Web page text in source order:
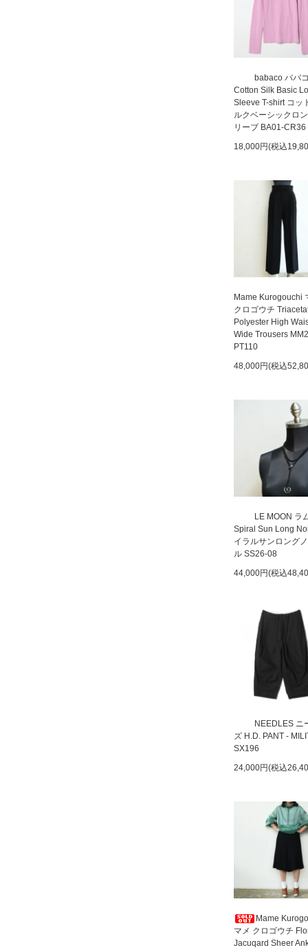
babaco ババ
Cotton Silk Basic
Sleeve T-shirt コッ
ルクベーシックロ
リーブ BA01-CR36
18,000円(税込
Mame Kurogouchi
クロゴウチ
Polyester High
Wide Trousers
PT110
48,000円(税込
LE MOON ラ
Spiral Sun Long
イラルサンロング
ル SS26-08
44,000円(税込
NEEDLES ニ
ズ H.D. PANT -
SX196
24,000円(税込
Mame
マメ クロゴウチ
Jacuqard Sheer